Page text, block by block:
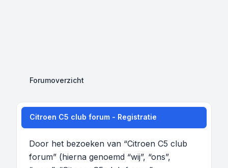
Forumoverzicht
Citroen C5 club forum - Registratie
Door het bezoeken van “Citroen C5 club
forum” (hierna genoemd “wij”, “ons”,